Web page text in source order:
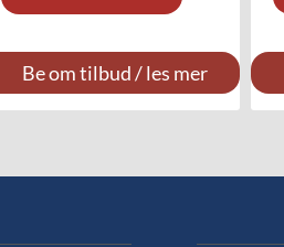
Be om tilbud / les mer